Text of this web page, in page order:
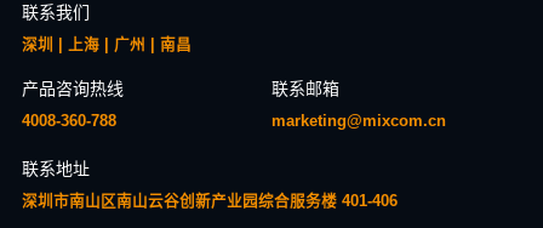
联系我们
深圳 | 上海 | 广州 | 南昌
产品咨询热线
4008-360-788
联系邮箱
marketing@mixcom.cn
联系地址
深圳市南山区南山云谷创新产业园综合服务楼 401-406